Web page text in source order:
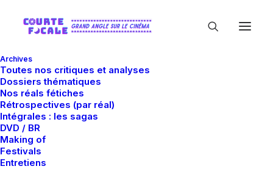
Archives
Toutes nos critiques et analyses
Dossiers thématiques
Nos réals fétiches
Rétrospectives (par réal)
Intégrales : les sagas
DVD / BR
Making of
Festivals
Entretiens